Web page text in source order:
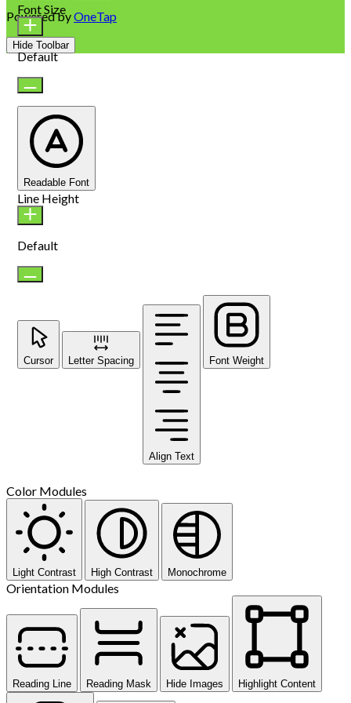
Powered byOneTap
Hide Toolbar
Font Size
Default
Readable Font
Line Height
Default
Cursor Letter Spacing
Align Text
Font Weight
Color Modules
Light Contrast High Contrast Monochrome
Orientation Modules
Reading Line Reading Mask Hide Images Highlight Content